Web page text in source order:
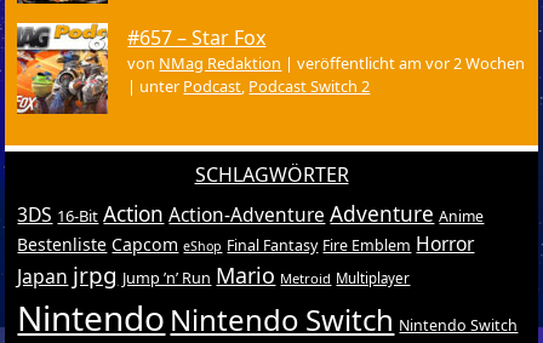
#657 – Star Fox
von NMag Redaktion |veröffentlicht am vor 2 Wochen
| unter Podcast, Podcast Switch 2
SCHLAGWÖRTER
3DS 16-Bit Action Action-Adventure Adventure Anime
Bestenliste Capcom eShop Final Fantasy Fire Emblem Horror
Japan jrpg Jump ’n’ Run Mario Metroid Multiplayer
Nintendo Nintendo Switch Nintendo Switch